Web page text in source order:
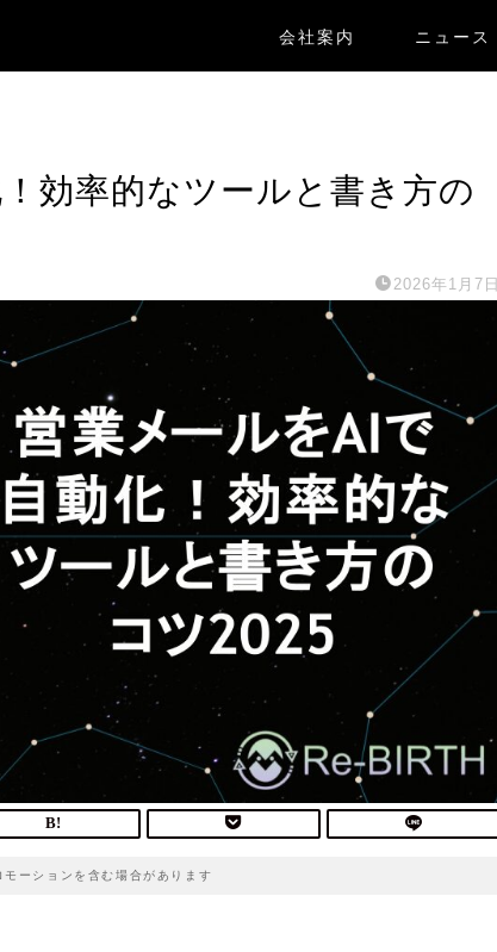
会社案内 ニュース
効率的なツールと書き方の
2026年1月7日
モーションを含む場合があります